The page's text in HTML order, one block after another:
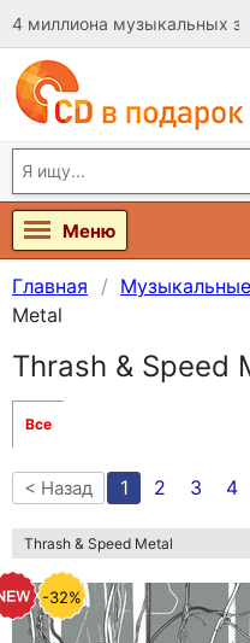
4 миллиона музыкальных
Меню
Главная
Metal
Thrash & Speed
Все
< Назад 1 2 3 4
Thrash & Speed Metal
-32%